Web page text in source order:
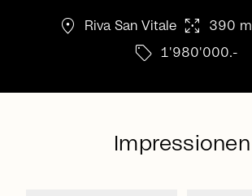
location_on Riva San Vitale arrows_output 390 m
sell 1'980'000.-
Impressionen